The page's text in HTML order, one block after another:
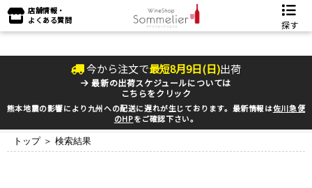
店舗情報・
よくある質問
探す
今から注文で最短8月9日(日)出荷
最新の出荷スケジュールについては
こちらをクリック
熊本地震の影響により九州への配送に遅れが生じております。最新情報は佐川急便
のHPをご確認下さい。
トップ ＞ 検索結果